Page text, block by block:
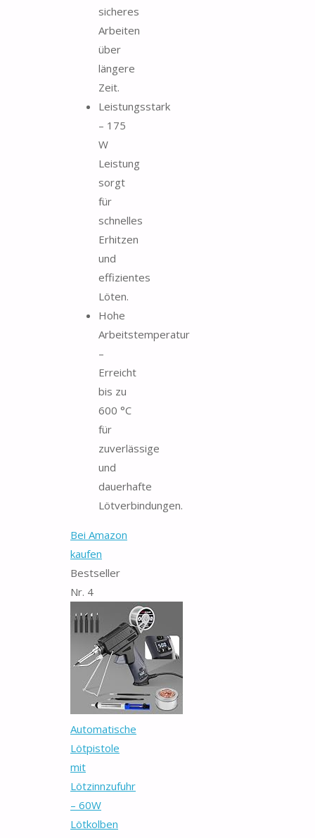
sicheres
Arbeiten
über
längere
Zeit.
Leistungsstark
– 175
W
Leistung
sorgt
für
schnelles
Erhitzen
und
effizientes
Löten.
Hohe
Arbeitstemperatur
–
Erreicht
bis zu
600 °C
für
zuverlässige
und
dauerhafte
Lötverbindungen.
Bei Amazon
kaufen
Bestseller
Nr. 4
Automatische
Lötpistole
mit
Lötzinnzufuhr
– 60W
Lötkolben